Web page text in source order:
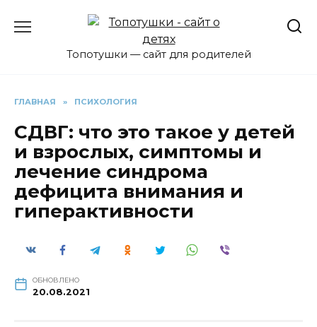
Топотушки — сайт для родителей
ГЛАВНАЯ » ПСИХОЛОГИЯ
СДВГ: что это такое у детей
и взрослых, симптомы и
лечение синдрома
дефицита внимания и
гиперактивности
ОБНОВЛЕНО
20.08.2021